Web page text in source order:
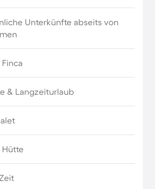
mit Pool in Deutschland
Urlaube mit Hund in
Deutschland
& Ferienhäuser in den
mit Meerblick in
Unterkünfte abseits von
& Langzeiturlaub
Hütte